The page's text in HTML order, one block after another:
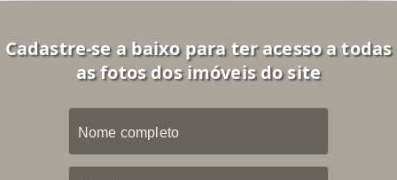
Cadastre-se a baixo para ter acesso a todas
as fotos dos imóveis do site